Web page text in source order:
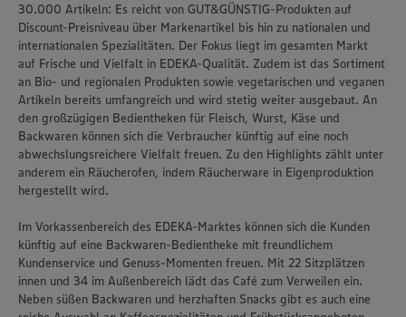
Wir setzen Cookies und andere Technologien ein, um Ihnen
30.000 Artikeln: Es reicht von GUT&GÜNSTIG-Produkten auf
Discount-Preisniveau über Markenartikel bis hin zu nationalen und
internationalen Spezialitäten. Der Fokus liegt im gesamten Markt
auf Frische und Vielfalt in EDEKA-Qualität. Zudem ist das Sortiment
an Bio- und regionalen Produkten sowie vegetarischen und veganen
Artikeln bereits umfangreich und wird stetig weiter ausgebaut. An
den großzügigen Bedientheken für Fleisch, Wurst, Käse und
Backwaren können sich die Verbraucher künftig auf eine noch
abwechslungsreichere Vielfalt freuen. Zu den Highlights zählt unter
anderem ein Räucherofen, indem Räucherware in Eigenproduktion
hergestellt wird.
Im Vorkassenbereich des EDEKA-Marktes können sich die Kunden
künftig auf eine Backwaren-Bedientheke mit freundlichem
Kundenservice und Genuss-Momenten freuen. Mit 22 Sitzplätzen
innen und 34 im Außenbereich lädt das Café zum Verweilen ein.
Neben süßen Backwaren und herzhaften Snacks gibt es auch eine